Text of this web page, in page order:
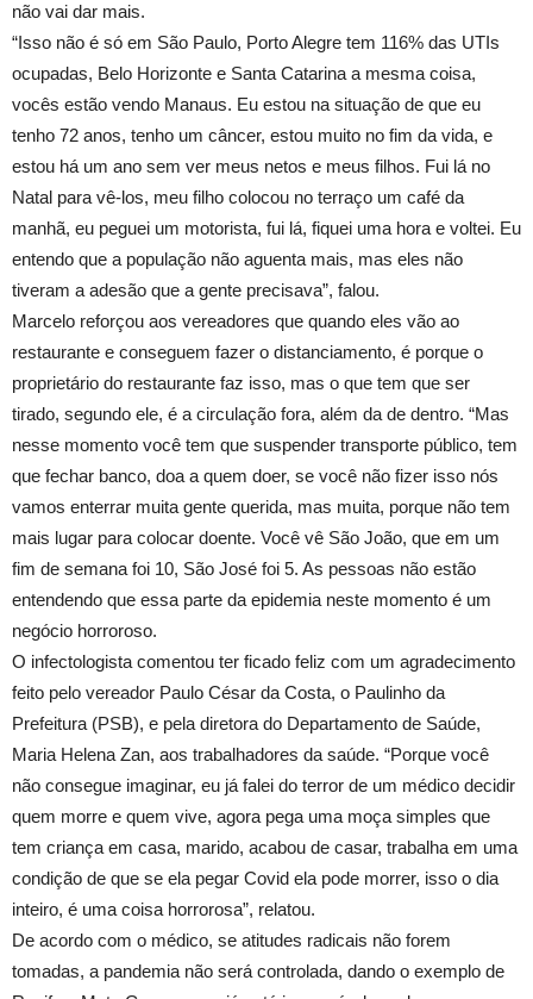
não vai dar mais.
“Isso não é só em São Paulo, Porto Alegre tem 116% das UTIs
ocupadas, Belo Horizonte e Santa Catarina a mesma coisa,
vocês estão vendo Manaus. Eu estou na situação de que eu
tenho 72 anos, tenho um câncer, estou muito no fim da vida, e
estou há um ano sem ver meus netos e meus filhos. Fui lá no
Natal para vê-los, meu filho colocou no terraço um café da
manhã, eu peguei um motorista, fui lá, fiquei uma hora e voltei. Eu
entendo que a população não aguenta mais, mas eles não
tiveram a adesão que a gente precisava”, falou.
Marcelo reforçou aos vereadores que quando eles vão ao
restaurante e conseguem fazer o distanciamento, é porque o
proprietário do restaurante faz isso, mas o que tem que ser
tirado, segundo ele, é a circulação fora, além da de dentro. “Mas
nesse momento você tem que suspender transporte público, tem
que fechar banco, doa a quem doer, se você não fizer isso nós
vamos enterrar muita gente querida, mas muita, porque não tem
mais lugar para colocar doente. Você vê São João, que em um
fim de semana foi 10, São José foi 5. As pessoas não estão
entendendo que essa parte da epidemia neste momento é um
negócio horroroso.
O infectologista comentou ter ficado feliz com um agradecimento
feito pelo vereador Paulo César da Costa, o Paulinho da
Prefeitura (PSB), e pela diretora do Departamento de Saúde,
Maria Helena Zan, aos trabalhadores da saúde. “Porque você
não consegue imaginar, eu já falei do terror de um médico decidir
quem morre e quem vive, agora pega uma moça simples que
tem criança em casa, marido, acabou de casar, trabalha em uma
condição de que se ela pegar Covid ela pode morrer, isso o dia
inteiro, é uma coisa horrorosa”, relatou.
De acordo com o médico, se atitudes radicais não forem
tomadas, a pandemia não será controlada, dando o exemplo de